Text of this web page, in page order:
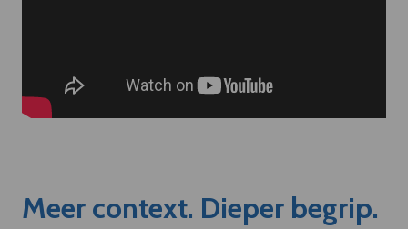
Meer context. Dieper begrip.